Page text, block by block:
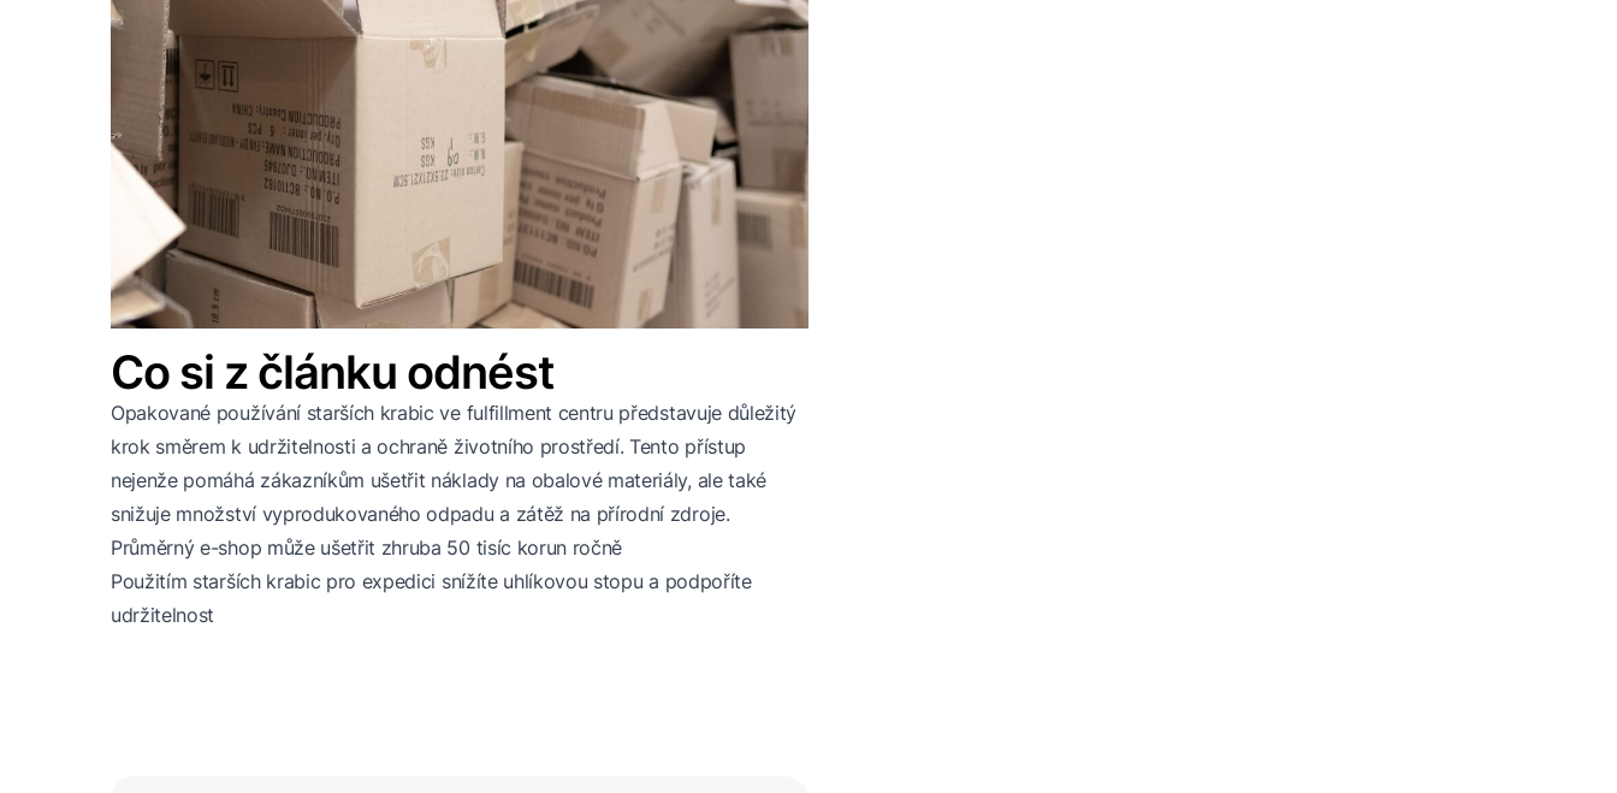
Co si z článku odnést
Opakované používání starších krabic ve fulfillment centru představuje důležitý
krok směrem k udržitelnosti a ochraně životního prostředí. Tento přístup
nejenže pomáhá zákazníkům ušetřit náklady na obalové materiály, ale také
snižuje množství vyprodukovaného odpadu a zátěž na přírodní zdroje.
Průměrný e-shop může ušetřit zhruba 50 tisíc korun ročně
Použitím starších krabic pro expedici snížíte uhlíkovou stopu a podpoříte
udržitelnost